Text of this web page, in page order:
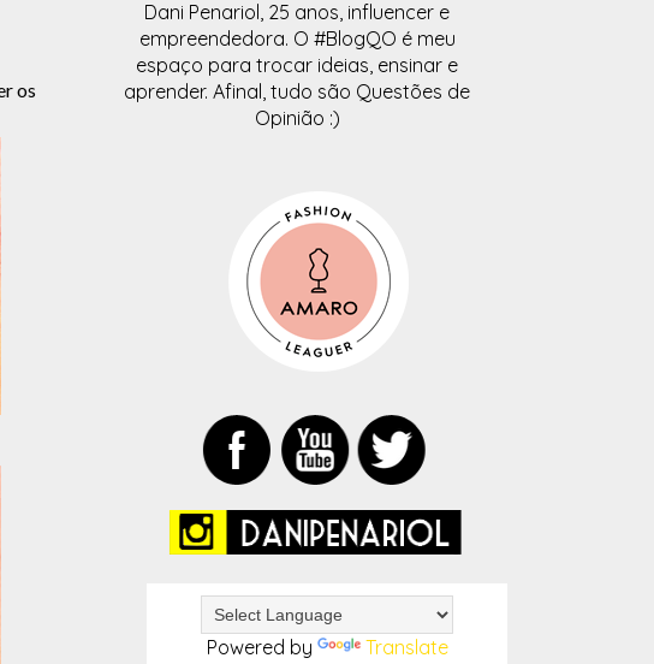
os
Dani Penariol, 25 anos, influencer e
empreendedora. O #BlogQO é meu
espaço para trocar ideias, ensinar e
aprender. Afinal, tudo são Questões de
Opinião :)
Powered by Translate